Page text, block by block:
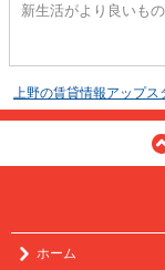
新生活がより良いも
上野の賃貸情報アップス
ホーム